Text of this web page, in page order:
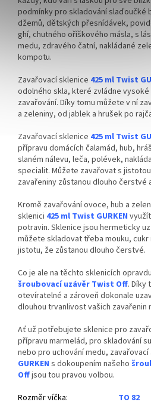
podmínky pro skladování slaďoučké
džemů, dětských přesnídávek,
ghí, chutného oříškového másla, s
medu, zdravého čatní, nakládané
kompotu.
Zavařovací sklenice 425 ml Twist
odolného skla, které zvládne
zavařování. Díky tomu můžete v ní
a zeleniny, od jablek a hrušek po
Zavařovací sklenice 425 ml Twist
přípravu domácích čalamád, hub,
slaném nálevu, leča, polévek,
specialit. Můžete zavařovat s
zavařeniny zůstanou dlouho čerstvé
Kromě zavařování ovoce, hub a
sklenici 425 ml Twist GURKEN
potravin. Sklenice jsou hermeticky
můžete skladovat třeba mouku,
jistotu, že zůstanou dlouho čerstvé.
Co je ale na těchto sklenicích
šroubovací uzávěr Twist Off. Díky
otevíratelné a zároveň dokonale
dlouhou trvanlivost vašich zavařenin
Ať už potřebujete sklenice pro
přípravu marmelád, pro skladování
nebo pro uchování medu,
GURKEN s dokoupením našeho
Offjsou tou pravou volbou.
Rozměr víčka:
TO 82